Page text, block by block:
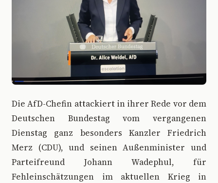
Die AfD-Chefin attackiert in ihrer Rede vor dem
Deutschen Bundestag vom vergangenen
Dienstag ganz besonders Kanzler Friedrich
Merz (CDU), und seinen Außenminister und
Parteifreund Johann Wadephul, für
Fehleinschätzungen im aktuellen Krieg in